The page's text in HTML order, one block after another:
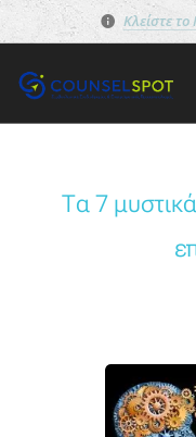
Κλείστε
Τα 7